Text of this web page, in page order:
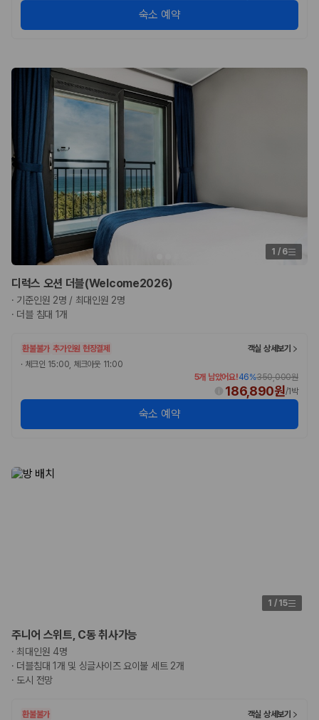
숙소 예약
1 / 6
디럭스 오션 더블(Welcome2026)
· 기준인원 2명 / 최대인원 2명
· 더블 침대 1개
환불불가 추가인원 현장결제
객실 상세보기
· 체크인 15:00, 체크아웃 11:00
5개 남았어요!46%350,000원
186,890원/1박
숙소 예약
1 / 15
주니어 스위트, C동 취사가능
· 최대인원 4명
· 더블침대 1개 및 싱글사이즈 요이불 세트 2개
· 도시 전망
환불불가
객실 상세보기